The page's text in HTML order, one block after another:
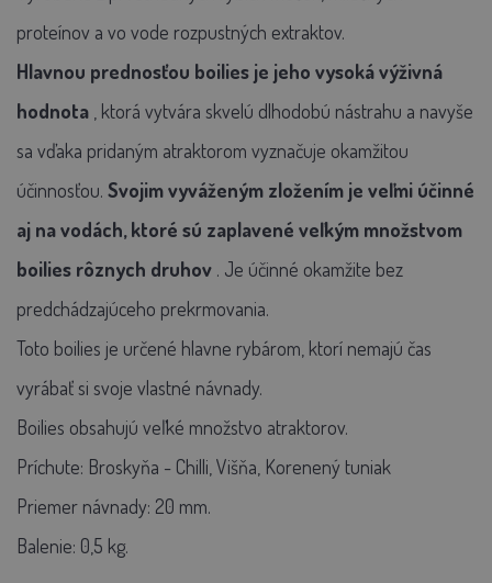
proteínov a vo vode rozpustných extraktov.
Hlavnou prednosťou boilies je jeho vysoká výživná
hodnota , ktorá vytvára skvelú dlhodobú nástrahu a navyše
sa vďaka pridaným atraktorom vyznačuje okamžitou
účinnosťou. Svojim vyváženým zložením je veľmi účinné
aj na vodách, ktoré sú zaplavené veľkým množstvom
boilies rôznych druhov . Je účinné okamžite bez
predchádzajúceho prekrmovania.
Toto boilies je určené hlavne rybárom, ktorí nemajú čas
vyrábať si svoje vlastné návnady.
Boilies obsahujú veľké množstvo atraktorov.
Príchute: Broskyňa - Chilli, Višňa, Korenený tuniak
Priemer návnady: 20 mm.
Balenie: 0,5 kg.